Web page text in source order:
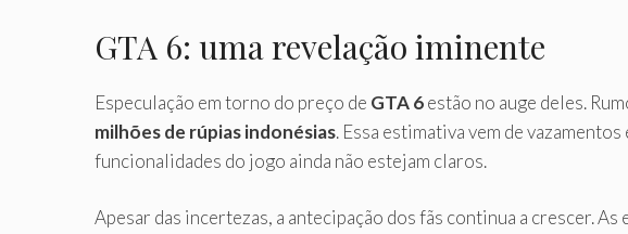
GTA 6: uma revelação iminente
Especulação em torno do preço de GTA 6estão no auge deles.
milhões de rúpias indonésias. Essa estimativa vem de
funcionalidades do jogo ainda não estejam claros.
Apesar das incertezas, a antecipação dos fãs continua a crescer.